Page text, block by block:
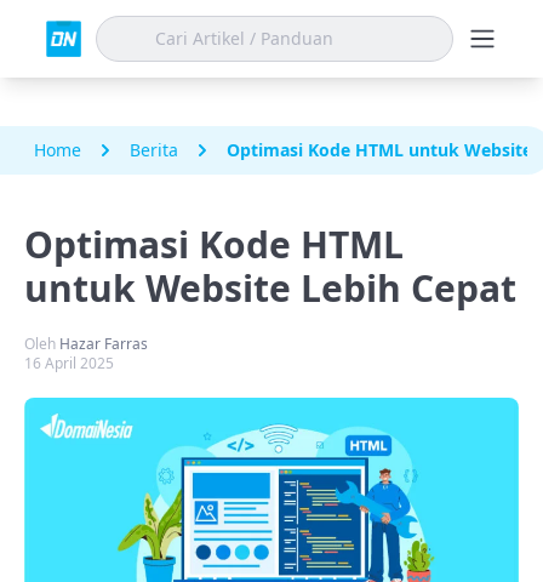
Home Berita Optimasi Kode HTML untuk Website
Optimasi Kode HTML
untuk Website Lebih Cepat
Oleh Hazar Farras
16 April 2025